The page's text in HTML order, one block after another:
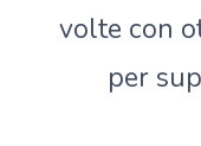
volte con
per